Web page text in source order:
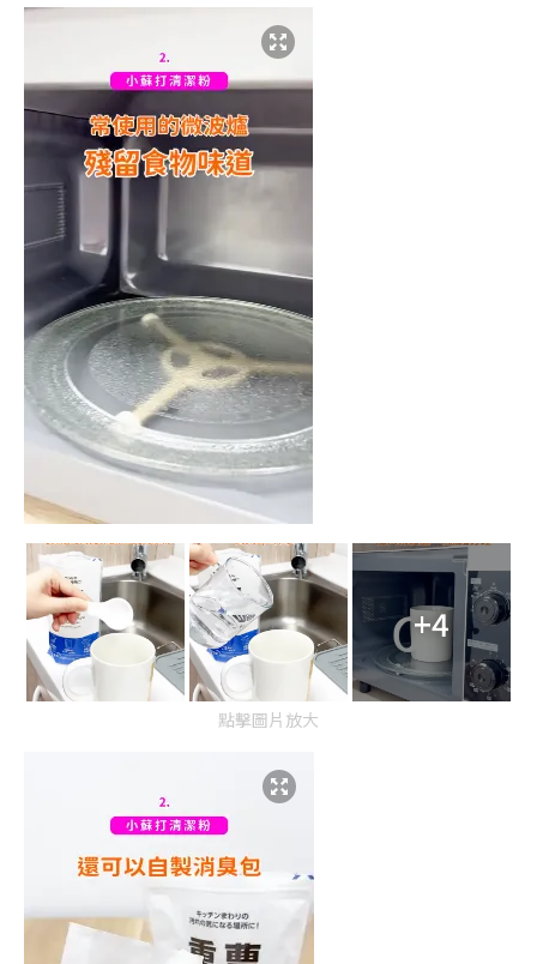
+4
點擊圖片放大